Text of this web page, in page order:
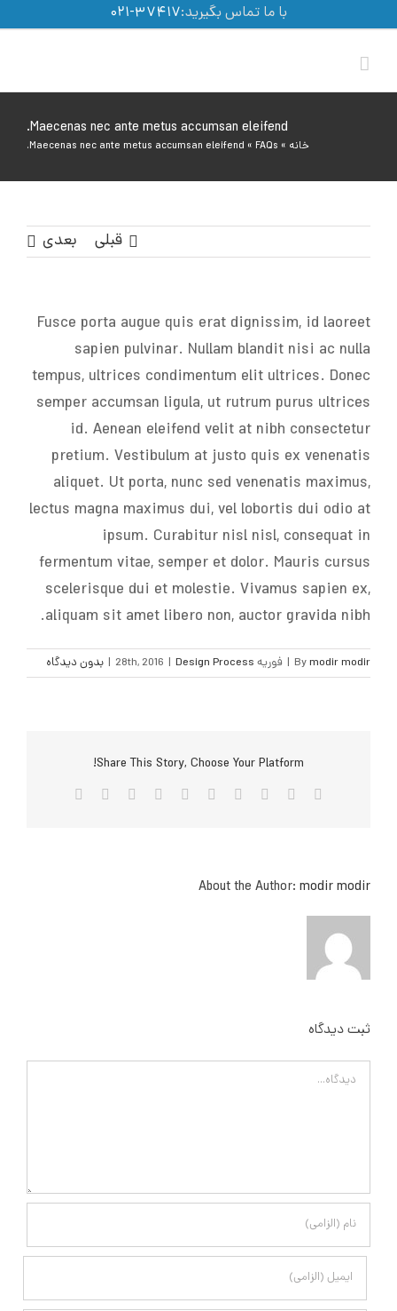
content
با ما تماس بگیرید:۳۷۴۱۷-۰۲۱
Maecenas nec ante metus accumsan eleifend.
خانه »
FAQs
»
Maecenas nec ante metus accumsan eleifend.
قبلی بعدی
Fusce porta augue quis erat dignissim, id laoreet
sapien pulvinar. Nullam blandit nisi ac nulla
tempus, ultrices condimentum elit ultrices. Donec
semper accumsan ligula, ut rutrum purus ultrices
id. Aenean eleifend velit at nibh consectetur
pretium. Vestibulum at justo quis ex venenatis
aliquet. Ut porta, nunc sed venenatis maximus,
lectus magna maximus dui, vel lobortis dui odio at
ipsum. Curabitur nisl nisl, consequat in
fermentum vitae, semper et dolor. Mauris cursus
scelerisque dui et molestie. Vivamus sapien ex,
aliquam sit amet libero non, auctor gravida nibh.
Bymodir modir
| فوریه 28th, 2016 | Design Process
| بدون ديدگاه
Share This Story, Choose Your Platform!
Facebook
Twitter
Reddit
LinkedIn
WhatsApp
Tumblr
Pinterest
Xing
About the Author: modir modir
ثبت ديدگاه
Comment